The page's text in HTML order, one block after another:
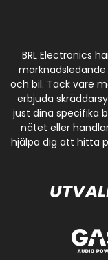
BRL Electronics
och bil. Tack vare
erbjuda
just dina specifika
nätet eller
hjälpa dig att hitta